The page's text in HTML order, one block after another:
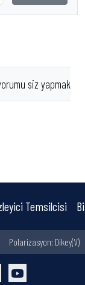
siz yapmak
Temsilcisi
Polarizasyon: Dikey(V)